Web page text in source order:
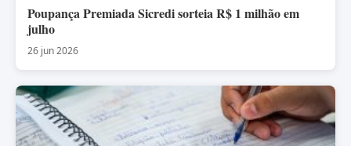
Poupança Premiada Sicredi sorteia R$ 1 milhão em
julho
26 jun 2026